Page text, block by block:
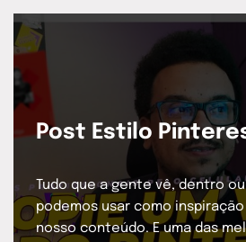
Post Estilo
Tudo que a gente vê, dentro
podemos usar como
nosso conteúdo. E uma das